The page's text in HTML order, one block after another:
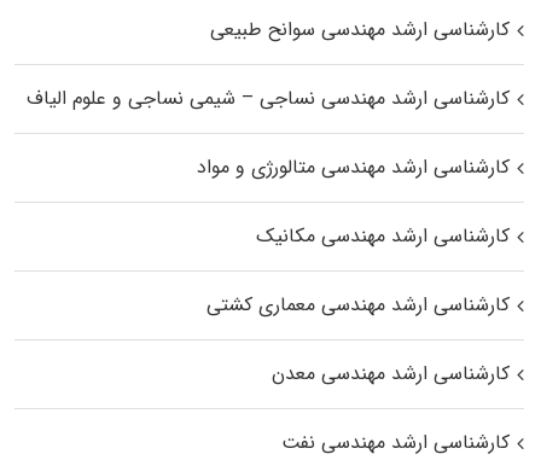
کارشناسی ارشد مهندسی سوانح طبیعی
کارشناسی ارشد مهندسی نساجی – شیمی نساجی و علوم الیاف
کارشناسی ارشد مهندسی متالورژی و مواد
کارشناسی ارشد مهندسی مکانیک
کارشناسی ارشد مهندسی معماری کشتی
کارشناسی ارشد مهندسی معدن
کارشناسی ارشد مهندسی نفت